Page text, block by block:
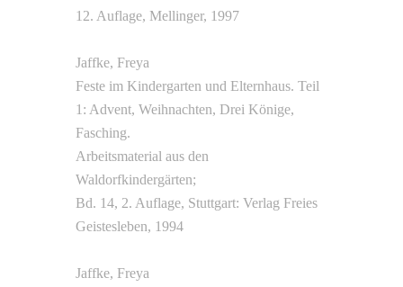
12. Auflage, Mellinger, 1997
Jaffke, Freya
Feste im Kindergarten und Elternhaus. Teil
1: Advent, Weihnachten, Drei Könige,
Fasching.
Arbeitsmaterial aus den
Waldorfkindergärten;
Bd. 14, 2. Auflage, Stuttgart: Verlag Freies
Geistesleben, 1994
Jaffke, Freya